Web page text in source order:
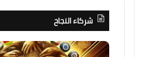
شركاء النجاح